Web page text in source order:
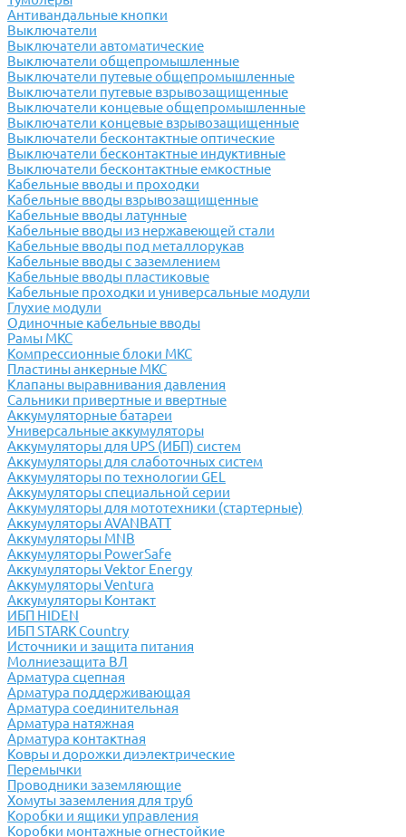
Антивандальные кнопки
Выключатели
Выключатели автоматические
Выключатели общепромышленные
Выключатели путевые общепромышленные
Выключатели путевые взрывозащищенные
Выключатели концевые общепромышленные
Выключатели концевые взрывозащищенные
Выключатели бесконтактные оптические
Выключатели бесконтактные индуктивные
Выключатели бесконтактные емкостные
Кабельные вводы и проходки
Кабельные вводы взрывозащищенные
Кабельные вводы латунные
Кабельные вводы из нержавеющей стали
Кабельные вводы под металлорукав
Кабельные вводы с заземлением
Кабельные вводы пластиковые
Кабельные проходки и универсальные модули
Глухие модули
Одиночные кабельные вводы
Рамы МКС
Компрессионные блоки МКС
Пластины анкерные МКС
Клапаны выравнивания давления
Сальники привертные и ввертные
Аккумуляторные батареи
Универсальные аккумуляторы
Аккумуляторы для UPS (ИБП) систем
Аккумуляторы для слаботочных систем
Аккумуляторы по технологии GEL
Аккумуляторы специальной серии
Аккумуляторы для мототехники (стартерные)
Аккумуляторы AVANBATT
Аккумуляторы MNB
Аккумуляторы PowerSafe
Аккумуляторы Vektor Energy
Аккумуляторы Ventura
Аккумуляторы Контакт
ИБП HIDEN
ИБП STARK Country
Источники и защита питания
Молниезащита ВЛ
Арматура сцепная
Арматура поддерживающая
Арматура соединительная
Арматура натяжная
Арматура контактная
Ковры и дорожки диэлектрические
Перемычки
Проводники заземляющие
Хомуты заземления для труб
Коробки и ящики управления
Коробки монтажные огнестойкие